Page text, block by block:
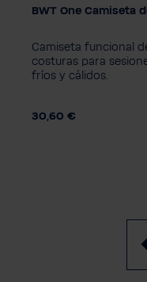
Color
BWT One Camiseta
Camiseta funcional
costuras para
fríos y cálidos.
30,60 €